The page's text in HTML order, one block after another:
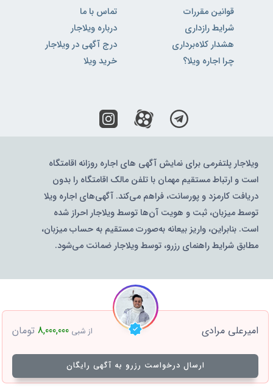
امیرعلی مرادی از شبی 8,000,000 تومان
ارسال درخواست رزرو به آگهی رایگان
قوانین مقررات
شرایط رازداری
هشدار کلاه‌برداری
چرا اجاره ویلا؟
تماس با ما
درباره ویلاجار
درج آگهی در ویلاجار
خرید ویلا
ویلاجار پلتفرمی برای نمایش آگهی های اجاره روزانه اقامتگاه
است و ارتباط مستقیم مهمان با تلفن مالک اقامتگاه را بدون
دریافت کارمزد و پورسانت، فراهم می‌کند. آگهی‌های اجاره ویلا
توسط میزبان، ثبت و هویت آن‌ها توسط ویلاجار احراز شده
است. بنابراین، واریز بیعانه به‌صورت مستقیم به حساب میزبان،
مطابق شرایط راهنمای رزرو، توسط ویلاجار ضمانت می‌شود.